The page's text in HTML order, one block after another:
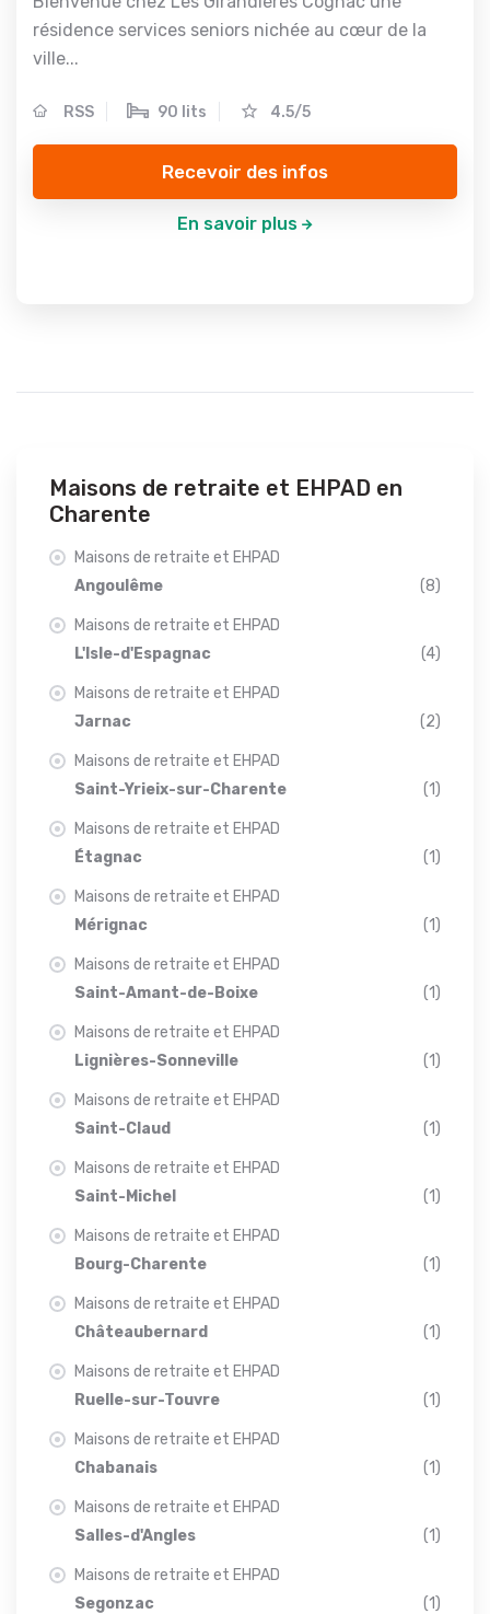
résidence services seniors nichée au cœur de la
ville...
RSS 90 lits 4.5/5
Recevoir des infos
En savoir plus
Maisons de retraite et EHPAD en
Charente
Maisons de retraite et EHPAD
Angoulême
(8)
Maisons de retraite et EHPAD
L'Isle-d'Espagnac
(4)
Maisons de retraite et EHPAD
Jarnac
(2)
Maisons de retraite et EHPAD
Saint-Yrieix-sur-Charente
(1)
Maisons de retraite et EHPAD
Étagnac
(1)
Maisons de retraite et EHPAD
Mérignac
(1)
Maisons de retraite et EHPAD
Saint-Amant-de-Boixe
(1)
Maisons de retraite et EHPAD
Lignières-Sonneville
(1)
Maisons de retraite et EHPAD
Saint-Claud
(1)
Maisons de retraite et EHPAD
Saint-Michel
(1)
Maisons de retraite et EHPAD
Bourg-Charente
(1)
Maisons de retraite et EHPAD
Châteaubernard
(1)
Maisons de retraite et EHPAD
Ruelle-sur-Touvre
(1)
Maisons de retraite et EHPAD
Chabanais
(1)
Maisons de retraite et EHPAD
Salles-d'Angles
(1)
Maisons de retraite et EHPAD
Segonzac
(1)